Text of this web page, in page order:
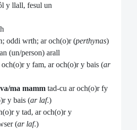
y llall, fesul un
oddi wrth; ar och(o)r (perthynas)
(un/person) arall
och(o)r y fam, ar och(o)r y bais (ar
ma mamm tad-cu ar och(o)r fy
y bais (ar laf.)
y tad, ar och(o)r y
(ar laf.)